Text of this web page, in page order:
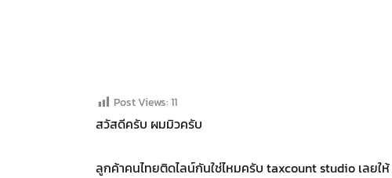
Post Views: 11
สวัสดีครับ ผมมิวครับ
ลูกค้าคนไทยติดไลน์กันใช่ไหมครับ taxcount studio เลยให้